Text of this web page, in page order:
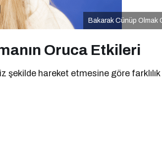
Bakarak Cünüp Olmak
Oruca Etkileri
şekilde hareket etmesine göre